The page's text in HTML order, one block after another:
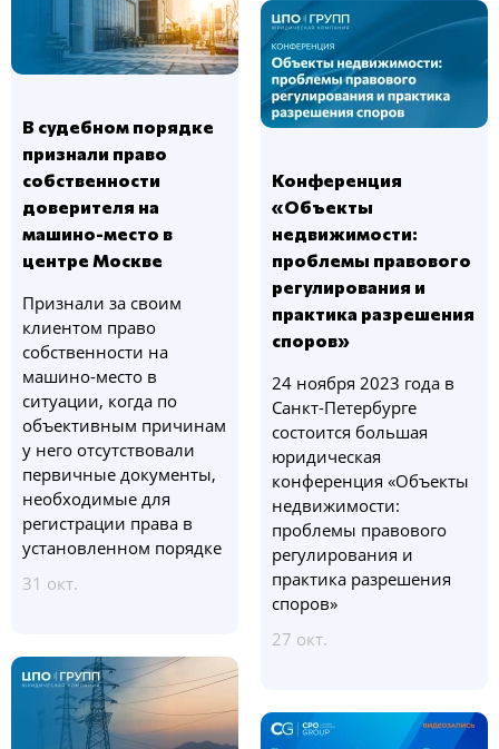
В судебном порядке
признали право
собственности
доверителя на
машино-место в
центре Москве
Признали за своим
клиентом право
собственности на
машино-место в
ситуации, когда по
объективным причинам
у него отсутствовали
первичные документы,
необходимые для
регистрации права в
установленном порядке
31 окт.
Конференция
«Объекты
недвижимости:
проблемы правового
регулирования и
практика разрешения
споров»
24 ноября 2023 года в
Санкт-Петербурге
состоится большая
юридическая
конференция «Объекты
недвижимости:
проблемы правового
регулирования и
практика разрешения
споров»
27 окт.